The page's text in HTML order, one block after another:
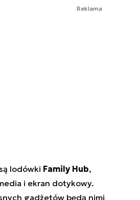
Reklama
lodówki Family Hub,
i ekran dotykowy.
gadżetów będą nimi